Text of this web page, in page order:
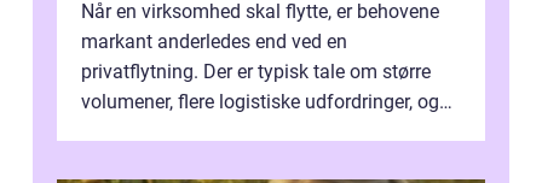
Når en virksomhed skal flytte, er behovene
markant anderledes end ved en
privatflytning. Der er typisk tale om større
volumener, flere logistiske udfordringer, og